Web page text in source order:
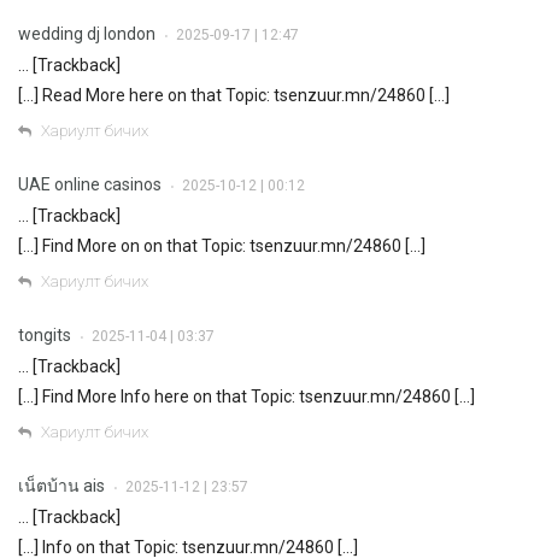
wedding dj london • 2025-09-17 | 12:47
… [Trackback]
[…] Read More here on that Topic: tsenzuur.mn/24860 […]
Хариулт бичих
UAE online casinos • 2025-10-12 | 00:12
… [Trackback]
[…] Find More on on that Topic: tsenzuur.mn/24860 […]
Хариулт бичих
tongits • 2025-11-04 | 03:37
… [Trackback]
[…] Find More Info here on that Topic: tsenzuur.mn/24860 […]
Хариулт бичих
เน็ตบ้าน ais • 2025-11-12 | 23:57
… [Trackback]
[…] Info on that Topic: tsenzuur.mn/24860 […]